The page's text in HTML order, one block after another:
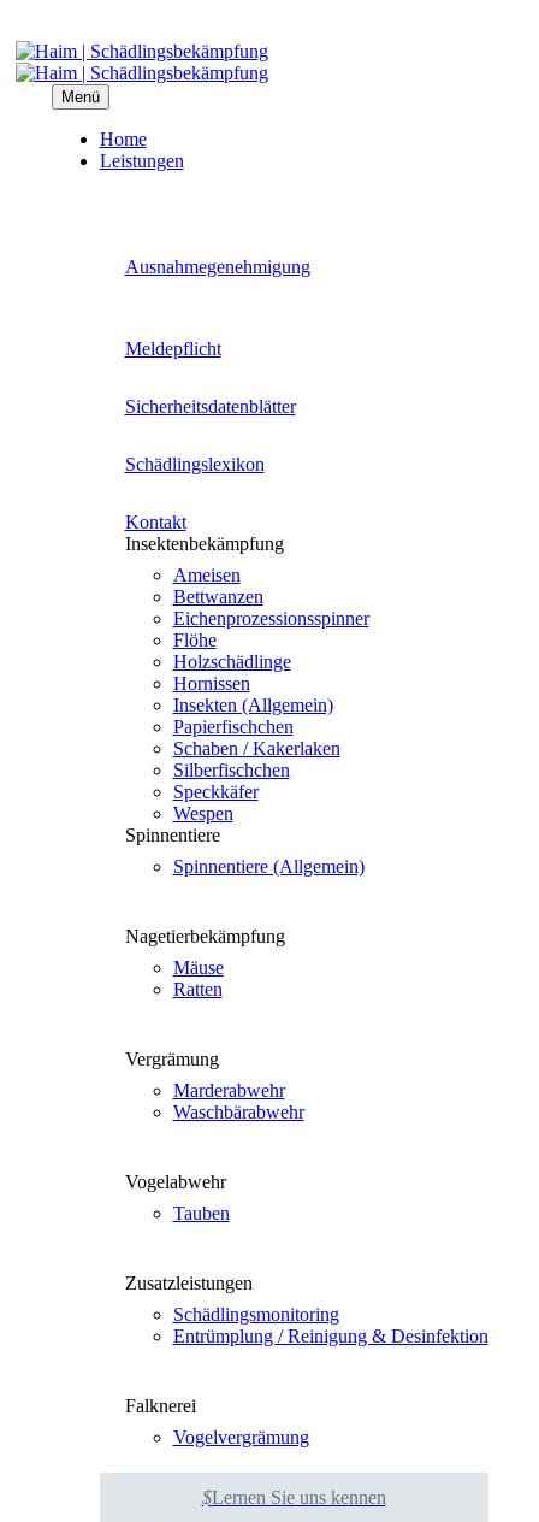
Menü
Home
Leis­tun­gen
Aus­nah­me­ge­neh­mi­gung
Mel­de­pflicht
Sicher­heits­da­ten­blät­ter
Schäd­lings­le­xi­kon
Kon­takt
Insek­ten­be­kämp­fung
Amei­sen
Bett­wan­zen
Eichen­pro­zes­si­ons­spin­ner
Flö­he
Holz­schäd­lin­ge
Hor­nis­sen
Insek­ten (all­ge­mein)
Papier­fisch­chen
Scha­ben / Kaker­la­ken
Sil­ber­fisch­chen
Speck­kä­fer
Wes­pen
Spin­nen­tie­re
Spin­nen­tie­re (all­ge­mein)
Nage­tier­be­kämp­fung
Mäu­se
Rat­ten
Ver­grä­mung
Mar­der­ab­wehr
Wasch­bär­ab­wehr
Vogel­ab­wehr
Tau­ben
Zusatz­leis­tun­gen
Schäd­lings­mo­ni­to­ring
Ent­rümp­lung / Rei­ni­gung & Des­in­fek­ti­on
Falk­ne­rei
Vogel­ver­grä­mung
$Ler­nen Sie uns ken­nen